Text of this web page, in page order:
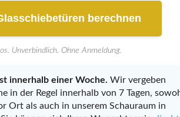
berechnen
Unverbindlich. Ohne Anmeldung.
innerhalb einer Woche. Wir vergeben
in der Regel innerhalb von 7 Tagen,
Ort als auch in unserem Schauraum in